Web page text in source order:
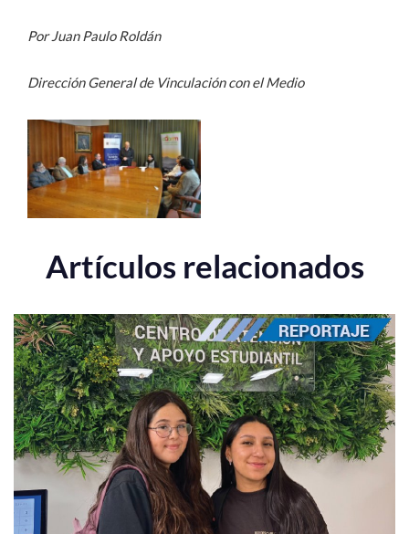
Por Juan Paulo Roldán
Dirección General de Vinculación con el Medio
Artículos relacionados